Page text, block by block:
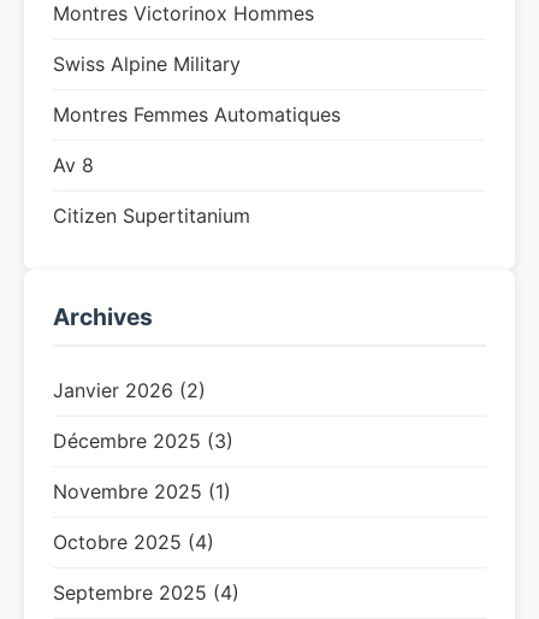
Montres Victorinox Hommes
Swiss Alpine Military
Montres Femmes Automatiques
Av 8
Citizen Supertitanium
Archives
Janvier 2026 (2)
Décembre 2025 (3)
Novembre 2025 (1)
Octobre 2025 (4)
Septembre 2025 (4)